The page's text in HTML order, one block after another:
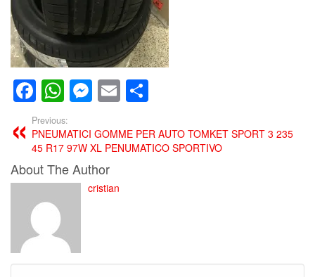
Facebook
WhatsApp
Messenger
Email
Previous:
PNEUMATICI GOMME PER AUTO TOMKET SPORT 3 235
45 R17 97W XL PENUMATICO SPORTIVO
About The Author
cristian